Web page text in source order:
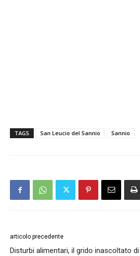
TAGS San Leucio del Sannio Sannio
articolo precedente
Disturbi alimentari, il grido inascoltato